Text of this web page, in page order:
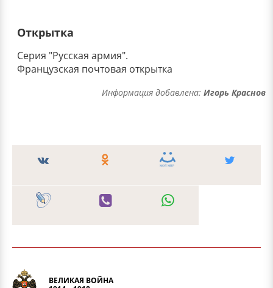
Открытка
Серия "Русская армия".
Французская почтовая открытка
Информация добавлена:Игорь Краснов
ВЕЛИКАЯ ВОЙНА